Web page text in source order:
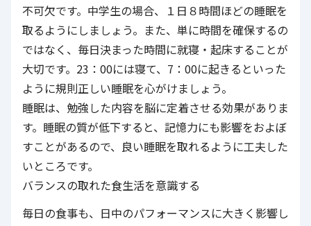
不可欠です。中学生の場合、１日８時間ほどの睡眠を
取るようにしましょう。また、単に時間を確保するの
ではなく、毎日決まった時間に就寝・起床することが
大切です。23：00には寝て、7：00に起きるといった
ように規則正しい睡眠を心がけましょう。
睡眠は、勉強した内容を脳に定着させる効果がありま
す。睡眠の質が低下すると、記憶力にも影響をおよぼ
すことがあるので、良い睡眠を取れるように工夫した
いところです。
バランスの取れた食生活を意識する
毎日の食事も、日中のパフォーマンスに大きく影響し